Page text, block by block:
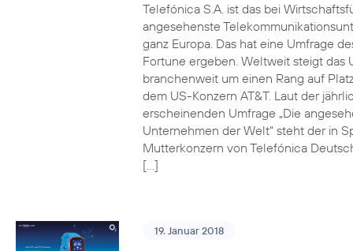
Telefónica S.A. ist das bei
angesehenste
ganz Europa. Das hat eine Umfrage
Fortune ergeben. Weltweit steigt das
branchenweit um einen Rang auf
dem US-Konzern AT&T. Laut der
erscheinenden Umfrage „Die
Unternehmen der Welt“ steht der in
Mutterkonzern von Telefónica
[…]
19. Januar 2018